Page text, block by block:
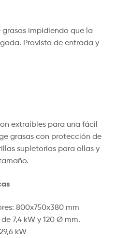
impidiendo que la
Provista de entrada y
extraíbles para una fácil
grasas con protección de
supletorias para ollas y
800x750x380 mm
7,4 kW y 120 Ø mm.
kW